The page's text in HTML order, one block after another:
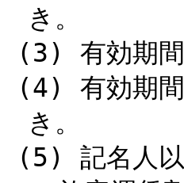
き。
(3) 有効期間
(4) 有効期間
き。
(5) 記名人以